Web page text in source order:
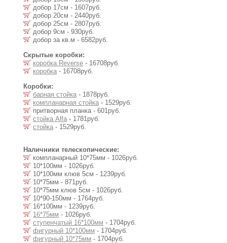
добор 17см - 1607руб.
добор 20см - 2440руб.
добор 25см - 2807руб.
добор 9см - 930руб.
добор за кв.м - 6582руб.
Скрытые коробки:
коробка Reverse - 16708руб.
коробка - 16708руб.
Коробки:
барная стойка - 1878руб.
компланарная стойка - 1529руб.
притворная планка - 601руб.
стойка Alfa - 1781руб.
стойка - 1529руб.
Наличники телескопические:
компланарный 10*75мм - 1026руб.
10*100мм - 1026руб.
10*100мм клюв 5см - 1239руб.
10*75мм - 871руб.
10*75мм клюв 5см - 1026руб.
10*90-150мм - 1764руб.
16*100мм - 1239руб.
16*75мм - 1026руб.
ступенчатый 16*100мм - 1704руб.
фигурный 10*100мм - 1704руб.
фигурный 10*75мм - 1704руб.